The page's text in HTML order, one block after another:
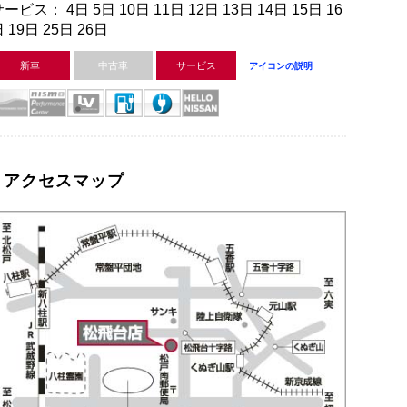
ービス： 4日 5日 10日 11日 12日 13日 14日 15日 16
19日 25日 26日
新車 中古車 サービス アイコンの説明
アクセスマップ